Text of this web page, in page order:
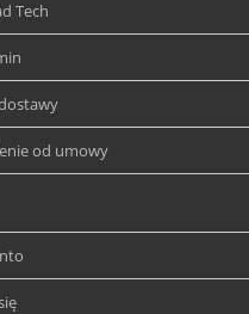
Tech
od umowy